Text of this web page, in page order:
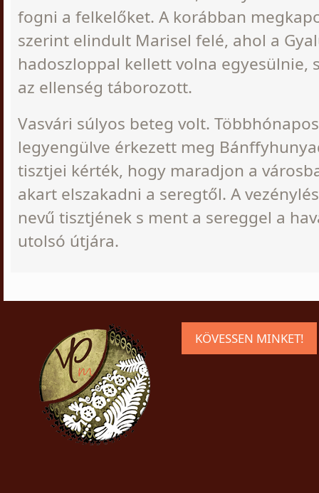
fogni a felkelőket. A korábban
szerint elindult Marisel felé, ahol a
hadoszloppal kellett volna egyesülnie,
az ellenség táborozott.
Vasvári súlyos beteg volt.
legyengülve érkezett meg
tisztjei kérték, hogy maradjon a
akart elszakadni a seregtől. A
nevű tisztjének s ment a sereggel a
utolsó útjára.
KÖVESSEN MINKET!